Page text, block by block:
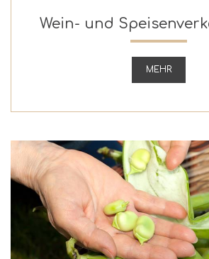
Wein- und
MEHR